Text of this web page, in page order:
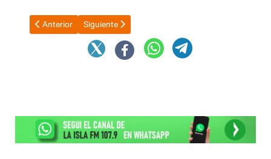
Artículo anterior: Denunciaron a Javier Milei por "incitación a
Anterior Artículo siguiente: YPF y Shell bajarán las naftas
Siguiente